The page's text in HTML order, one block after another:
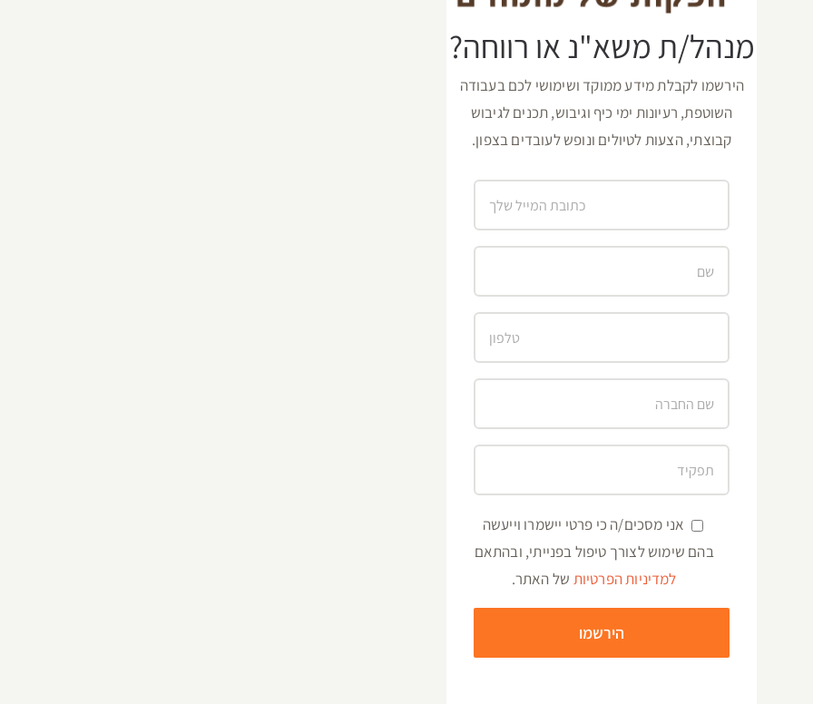
מנהל/ת משא"נ או רווחה?
הירשמו לקבלת מידע ממוקד ושימושי לכם בעבודה
השוטפת, רעיונות ימי כיף וגיבוש, תכנים לגיבוש
קבוצתי, הצעות לטיולים ונופש לעובדים בצפון.
אני מסכים/ה כי פרטי יישמרו וייעשה
בהם שימוש לצורך טיפול בפנייתי, ובהתאם
למדיניות הפרטיות של האתר.